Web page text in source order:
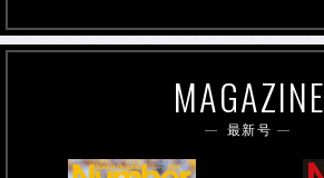
MAGAZINE
最新号